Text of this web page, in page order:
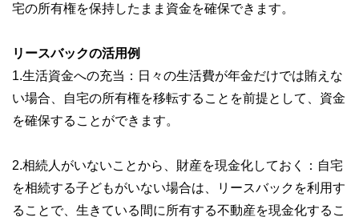
宅の所有権を保持したまま資金を確保できます。
リースバックの活用例
1.生活資金への充当：日々の生活費が年金だけでは賄えな
い場合、自宅の所有権を移転することを前提として、資金
を確保することができます。
2.相続人がいないことから、財産を現金化しておく：自宅
を相続する子どもがいない場合は、リースバックを利用す
ることで、生きている間に所有する不動産を現金化するこ